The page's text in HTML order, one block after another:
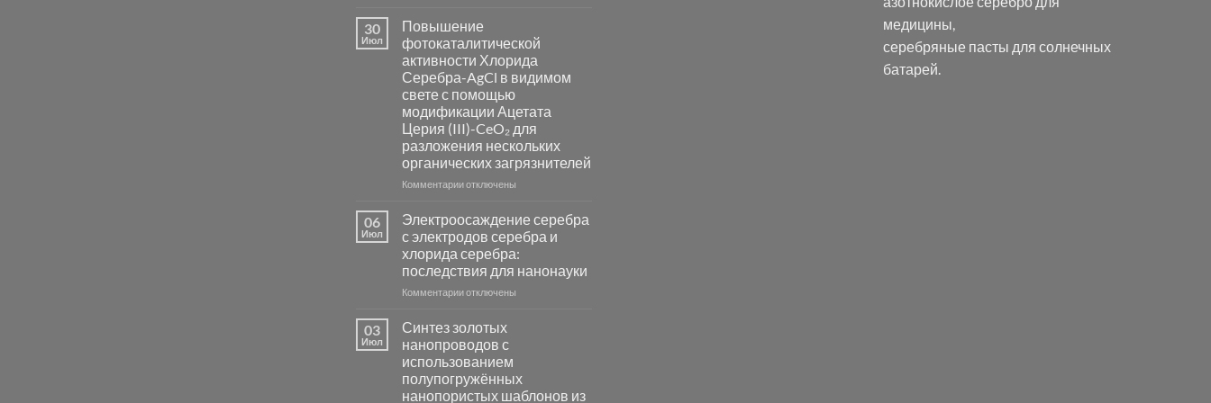
синтез
катализаторов
и
сенсоров
на
основе
металлов
платиновой
группы
30
Июл
Повышение
фотокаталитической
активности Хлорида
Серебра-AgCl в видимом
свете с помощью
модификации Ацетата
Церия (III)-CeO₂ для
разложения нескольких
органических загрязнителей
Комментариик
фотокаталитической
активности
Хлорида
Серебра-
AgCl
свете
с
помощью
модификации
Ацетата
отключены
06
Июл
Электроосаждение серебра
с электродов серебра и
хлорида серебра:
последствия для нанонауки
Комментариик
серебра
с
электродов
серебра
и
отключены
03
Июл
Синтез золотых
нанопроводов с
использованием
полупогружённых
нанопористых шаблонов из
медицины,
серебряные пасты для солнечных
батарей.